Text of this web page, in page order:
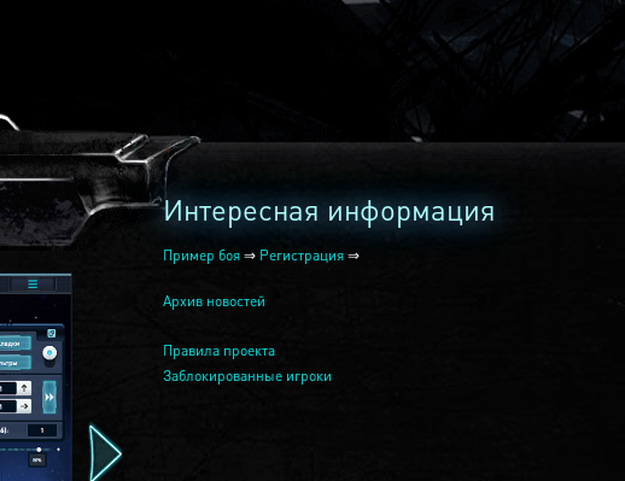
2240
Интересная информация
Пример боя ⇒ Регистрация ⇒
Архив новостей
Правила проекта
Заблокированные игроки